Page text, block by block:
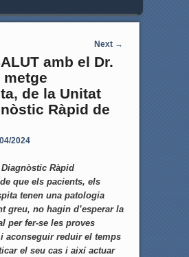
Next →
amb el Dr.
de la Unitat
Ràpid de
2024
Ràpid
que els pacients, els
tenen una patologia
greu, no hagin d’esperar la
per fer-se les proves
aconseguir reduir el temps
el seu cas i així actuar